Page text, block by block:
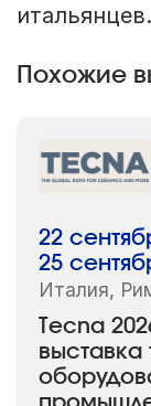
итальянцев.
Похожие
Tecna
выставка
22
25
Италия,